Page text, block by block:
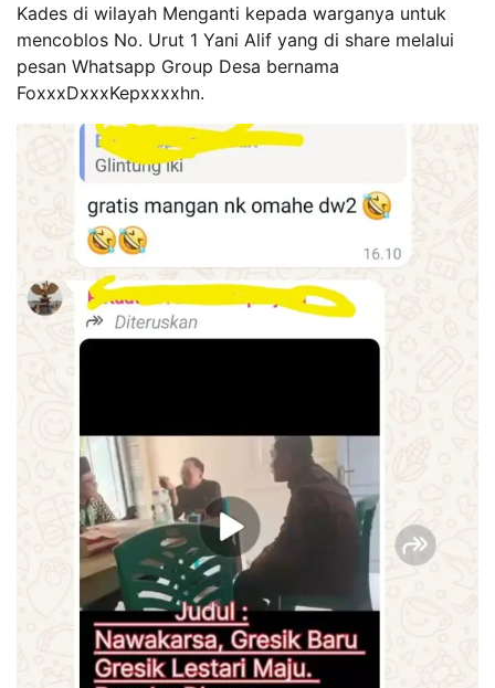
Kades di wilayah Menganti kepada warganya untuk
mencoblos No. Urut 1 Yani Alif yang di share melalui
pesan Whatsapp Group Desa bernama
FoxxxDxxxKepxxxxhn.